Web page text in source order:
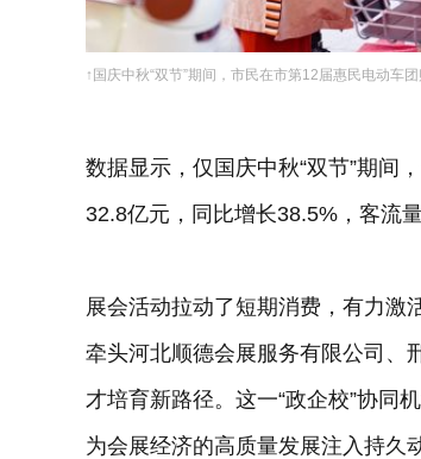
↑国庆中秋“双节”期间，市民在市第12届惠民电动车
数据显示，仅国庆中秋“双节”期间
32.8亿元，同比增长38.5%，客流
展会活动拉动了短期消费，有力激
牵头河北顺德会展服务有限公司、
才培育新路径。这一“政企校”协同
为会展经济的高质量发展注入持久